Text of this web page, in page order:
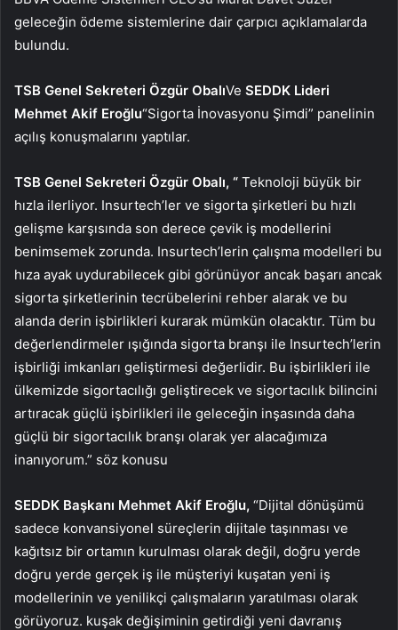
geleceğin ödeme sistemlerine dair çarpıcı açıklamalarda
bulundu.
TSB Genel Sekreteri Özgür ObalıVe SEDDK Lideri
Mehmet Akif Eroğlu“Sigorta İnovasyonu Şimdi” panelinin
açılış konuşmalarını yaptılar.
TSB Genel Sekreteri Özgür Obalı, “ Teknoloji büyük bir
hızla ilerliyor. Insurtech’ler ve sigorta şirketleri bu hızlı
gelişme karşısında son derece çevik iş modellerini
benimsemek zorunda. Insurtech’lerin çalışma modelleri bu
hıza ayak uydurabilecek gibi görünüyor ancak başarı ancak
sigorta şirketlerinin tecrübelerini rehber alarak ve bu
alanda derin işbirlikleri kurarak mümkün olacaktır. Tüm bu
değerlendirmeler ışığında sigorta branşı ile Insurtech’lerin
işbirliği imkanları geliştirmesi değerlidir. Bu işbirlikleri ile
ülkemizde sigortacılığı geliştirecek ve sigortacılık bilincini
artıracak güçlü işbirlikleri ile geleceğin inşasında daha
güçlü bir sigortacılık branşı olarak yer alacağımıza
inanıyorum.” söz konusu
SEDDK Başkanı Mehmet Akif Eroğlu, “Dijital dönüşümü
sadece konvansiyonel süreçlerin dijitale taşınması ve
kağıtsız bir ortamın kurulması olarak değil, doğru yerde
doğru yerde gerçek iş ile müşteriyi kuşatan yeni iş
modellerinin ve yenilikçi çalışmaların yaratılması olarak
görüyoruz. kuşak değişiminin getirdiği yeni davranış